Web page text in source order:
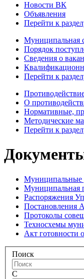
Новости ВК
Объявления
Перейти к
Муниципальная
Порядок
Сведения о
Перейти к
О
Нормативные,
Методические
Перейти к
Муниципальные
Муниципальная
Распоряжения
Постановления
Протоколы
Техносхемы
Акт готовности
Поиск
С